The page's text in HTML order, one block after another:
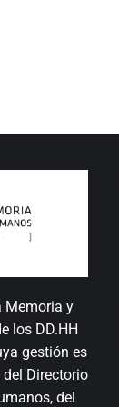
Memoria y
los DD.HH
gestión es
Directorio
del